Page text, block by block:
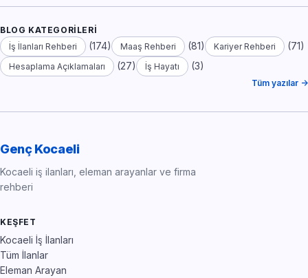
BLOG KATEGORILERI
İş İlanları Rehberi
(174) Maaş Rehberi (81) Kariyer Rehberi (71)
Hesaplama Açıklamaları (27) İş Hayatı (3)
Tüm yazılar →
Genç Kocaeli
Kocaeli iş ilanları, eleman arayanlar ve firma
rehberi
KEŞFET
Kocaeli İş İlanları
Tüm İlanlar
Eleman Arayan